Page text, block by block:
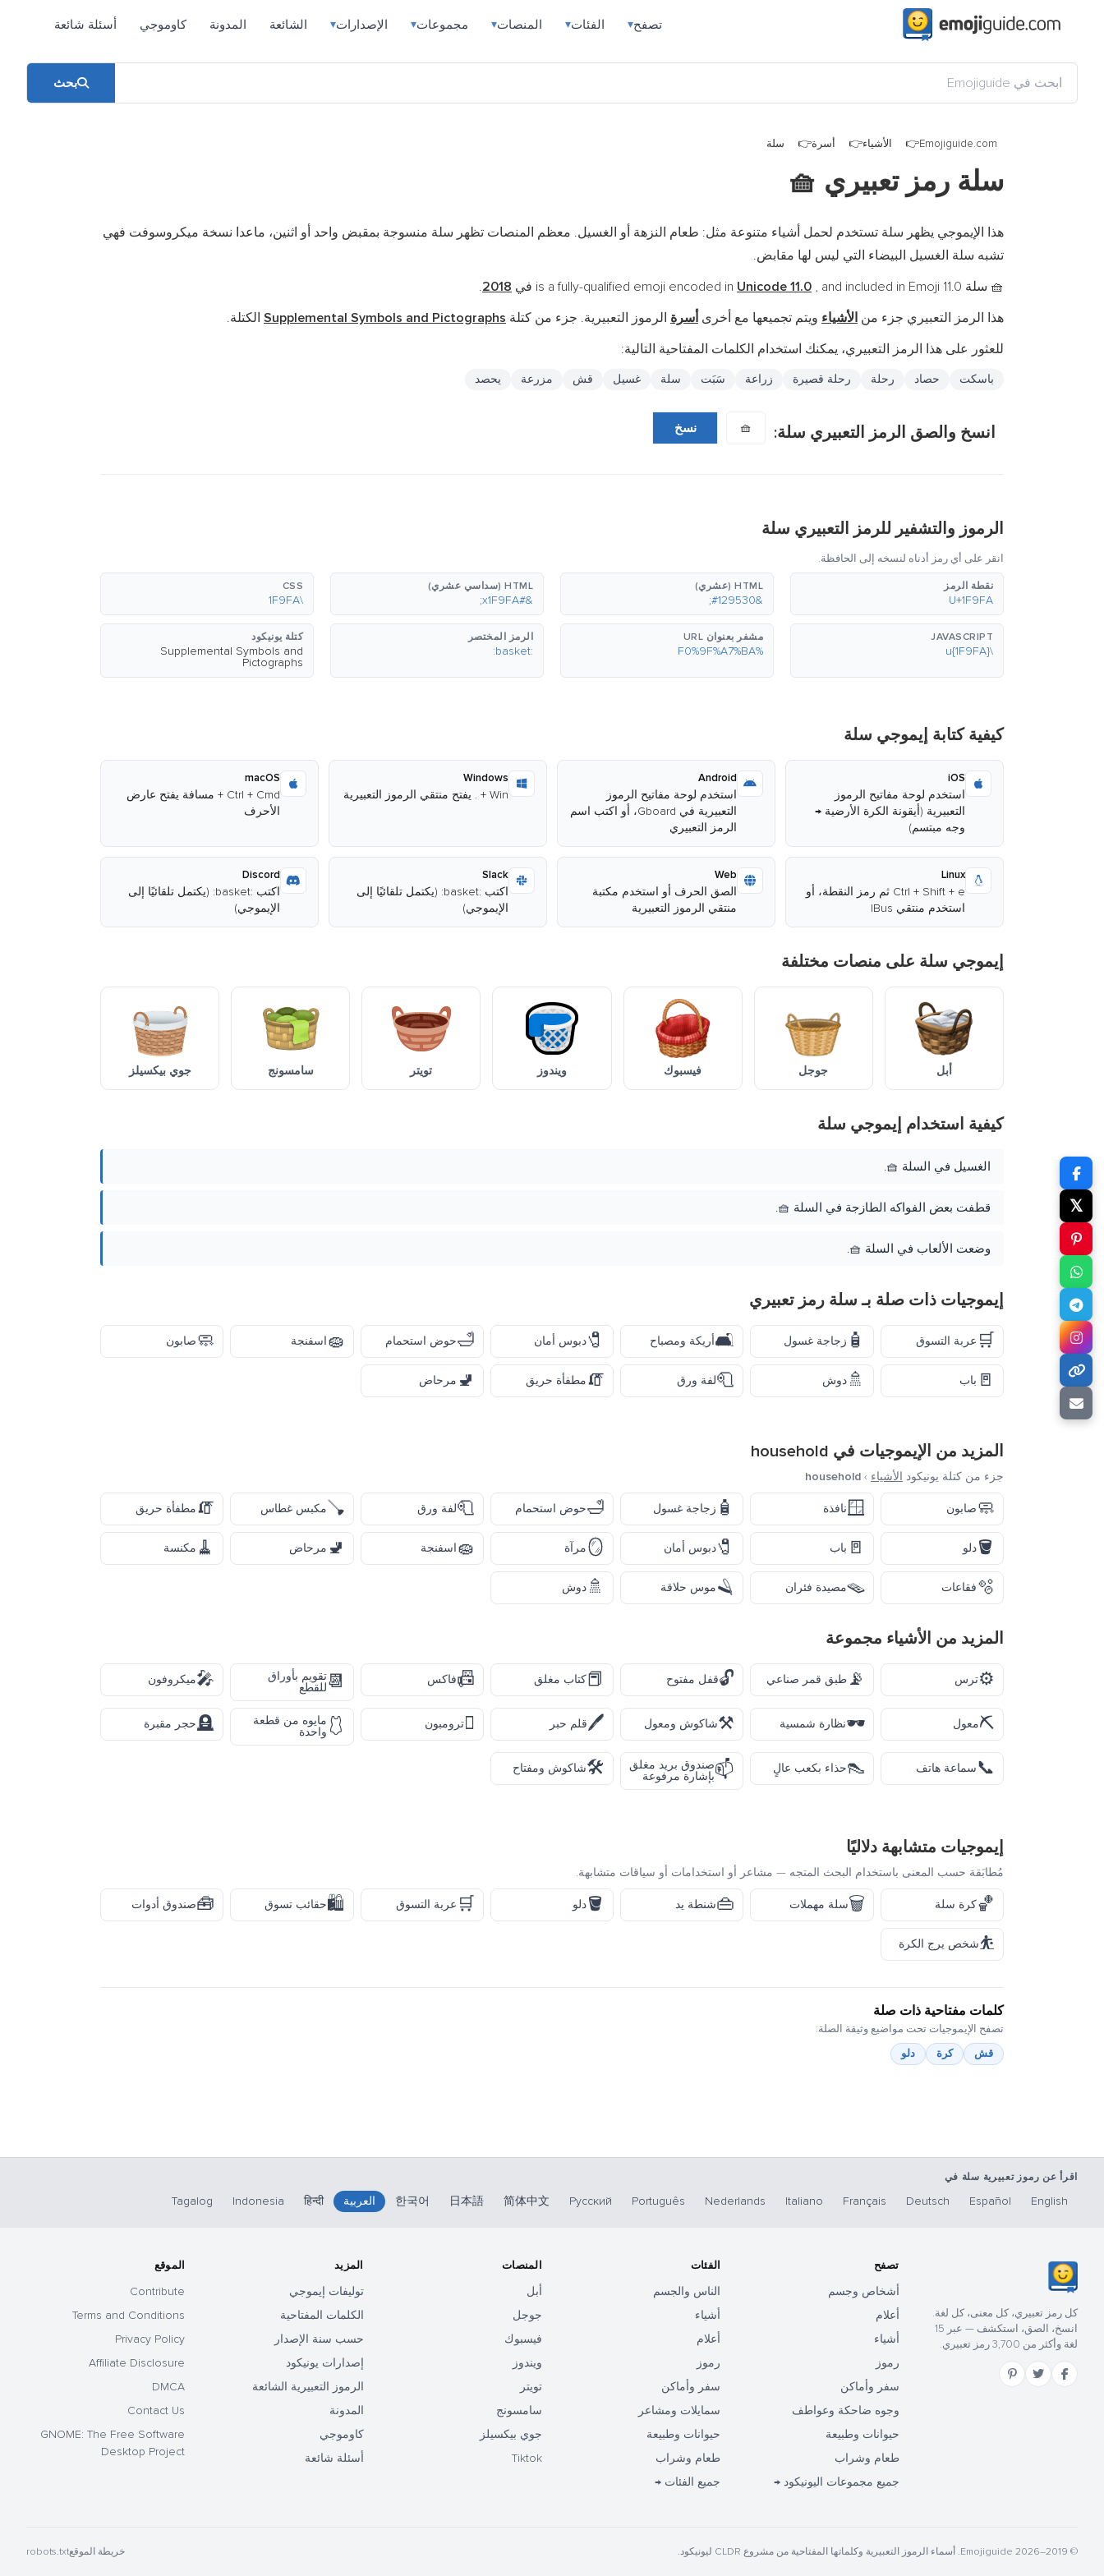
تصفح▾ الفئات▾ المنصات▾ مجموعات▾ الإصدارات▾ الشائعة المدونة كاوموجي أسئلة شائعة
بحث
Emojiguide.com الأشياء أسرة سلة
سلة رمز تعبيري 🧺
هذا الإيموجي يظهر سلة تستخدم لحمل أشياء متنوعة مثل: طعام النزهة أو الغسيل. معظم المنصات تظهر سلة منسوجة بمقبض واحد أو اثنين، ماعدا نسخة ميكروسوفت فهي
تشبه سلة الغسيل البيضاء التي ليس لها مقابض.
🧺 سلة is a fully-qualified emoji encoded in Unicode 11.0 , and included in Emoji 11.0 في 2018
.
هذا الرمز التعبيري جزء من الأشياء ويتم تجميعها مع أخرى أسرة الرموز التعبيرية. جزء من كتلة Supplemental Symbols and Pictographs الكتلة.
للعثور على هذا الرمز التعبيري، يمكنك استخدام الكلمات المفتاحية التالية:
باسكت حصاد رحلة رحلة قصيرة زراعة سَبَت سلة غسيل قش مزرعة يحصد
انسخ والصق الرمز التعبيري سلة: 🧺 نسخ
الرموز والتشفير للرمز التعبيري سلة
انقر على أي رمز أدناه لنسخه إلى الحافظة.
نقطة الرمز
U+1F9FA
HTML (عشري)
&#129530;
HTML (سداسي عشري)
&#x1F9FA;
CSS
\1F9FA
JAVASCRIPT
\u{1F9FA}
مشفر بعنوان URL
%F0%9F%A7%BA
الرمز المختصر
:basket:
كتلة يونيكود
Supplemental Symbols and
Pictographs
كيفية كتابة إيموجي سلة
iOS
استخدم لوحة مفاتيح الرموز
التعبيرية (أيقونة الكرة الأرضية →
وجه مبتسم)
Android
استخدم لوحة مفاتيح الرموز
التعبيرية في Gboard، أو اكتب اسم
الرمز التعبيري
Windows
Win + . يفتح منتقي الرموز التعبيرية
macOS
Ctrl + Cmd + مسافة يفتح عارض
الأحرف
Linux
Ctrl + Shift + e ثم رمز النقطة، أو
استخدم منتقي IBus
Web
الصق الحرف أو استخدم مكتبة
منتقي الرموز التعبيرية
Slack
اكتب :basket: (يكتمل تلقائيًا إلى
الإيموجي)
Discord
اكتب :basket: (يكتمل تلقائيًا إلى
الإيموجي)
إيموجي سلة على منصات مختلفة
أبل جوجل فيسبوك ويندوز تويتر سامسونج جوي بيكسيلز
كيفية استخدام إيموجي سلة
الغسيل في السلة 🧺.
قطفت بعض الفواكه الطازجة في السلة 🧺.
وضعت الألعاب في السلة 🧺.
إيموجيات ذات صلة بـ سلة رمز تعبيري
🛒 عربة التسوق 🧴 زجاجة غسول 🛋️أريكة ومصباح 🧷دبوس أمان 🛁حوض استحمام 🧽اسفنجة 🧼صابون
🚪 باب 🚿دوش 🧻لفة ورق 🧯مطفأة حريق 🚽 مرحاض
المزيد من الإيموجيات في household
جزء من كتلة يونيكود الأشياء ›
household
🧼صابون 🪟نافذة 🧴 زجاجة غسول 🛁حوض استحمام 🧻لفة ورق 🪠مكبس غطاس 🧯مطفأة حريق
🪣دلو 🚪 باب 🧷دبوس أمان 🪞مرآة 🧽اسفنجة 🚽 مرحاض 🧹 مكنسة
🫧فقاعات 🪤مصيدة فئران 🪒موس حلاقة 🚿 دوش
المزيد من الأشياء مجموعة
⚙️ترس 📡طبق قمر صناعي 🔓قفل مفتوح 📕كتاب مغلق 📠فاكس 📆تقويم بأوراق
للقطع
🎤ميكروفون
⛏️معول 🕶️نظارة شمسية ⚒️شاكوش ومعول 🖊️قلم حبر 🪊ترومبون 🩱 مايوه من قطعة
واحدة
🪦حجر مقبرة
📞سماعة هاتف 👠حذاء بكعب عالٍ 📫صندوق بريد مغلق
بإشارة مرفوعة
🛠️شاكوش ومفتاح
إيموجيات متشابهة دلاليًا
مُطابَقة حسب المعنى باستخدام البحث المتجه — مشاعر أو استخدامات أو سياقات متشابهة.
🏀كرة سلة 🗑️سلة مهملات 👜شنطة يد 🪣دلو 🛒 عربة التسوق 🛍️حقائب تسوق 🧰صندوق أدوات
⛹️شخص يرج الكرة
كلمات مفتاحية ذات صلة
تصفح الإيموجيات تحت مواضيع وثيقة الصلة:
قش
كرة دلو
𝕏
اقرأ عن رموز تعبيرية سلة في
English
Español
Deutsch
Français
Italiano
Nederlands
Português
Русский
简体中文
日本語
한국어 العربية हिन्दी
Indonesia
Tagalog
كل رمز تعبيري، كل معنى، كل لغة.
انسخ، الصق، استكشف — عبر 15
لغة وأكثر من 3,700 رمز تعبيري.
تصفح
أشخاص وجسم
أعلام
أشياء
رموز
سفر وأماكن
وجوه ضاحكة وعواطف
حيوانات وطبيعة
طعام وشراب
جميع مجموعات اليونيكود →
الفئات
الناس والجسم
أشياء
أعلام
رموز
سفر وأماكن
سمايلات ومشاعر
حيوانات وطبيعة
طعام وشراب
جميع الفئات →
المنصات
أبل
جوجل
فيسبوك
ويندوز
تويتر
سامسونج
جوي بيكسيلز
Tiktok
المزيد
توليفات إيموجي
الكلمات المفتاحية
حسب سنة الإصدار
إصدارات يونيكود
الرموز التعبيرية الشائعة
المدونة
كاوموجي
أسئلة شائعة
الموقع
Contribute
Terms and Conditions
Privacy Policy
Affiliate Disclosure
DMCA
Contact Us
GNOME: The Free Software
Desktop Project
© 2019–2026 Emojiguide. أسماء الرموز التعبيرية وكلماتها المفتاحية من مشروع CLDR ليونيكود. خريطة الموقعrobots.txt